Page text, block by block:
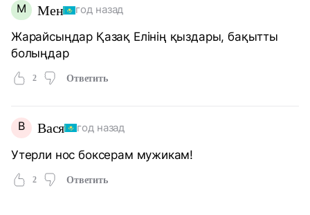
М Мен год назад
Жарайсыңдар Қазақ Елінің қыздары, бақытты
болыңдар
2 Ответить
В Вася год назад
Утерли нос боксерам мужикам!
2 Ответить